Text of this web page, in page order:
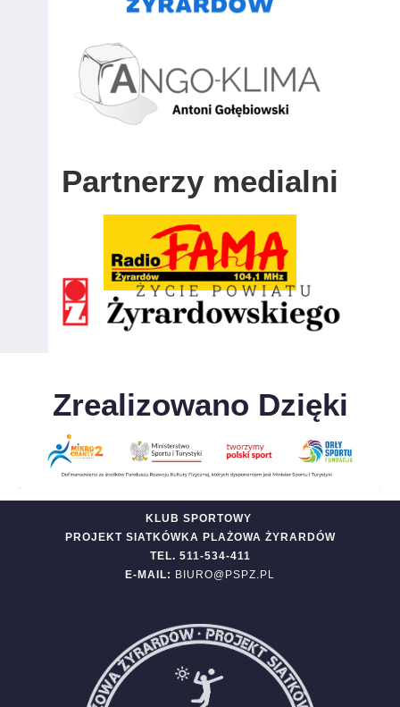
Partnerzy medialni
Zrealizowano Dzięki
KLUB SPORTOWY
PROJEKT SIATKÓWKA PLAŻOWA ŻYRARDÓW
TEL. 511-534-411
E-MAIL: BIURO@PSPZ.PL